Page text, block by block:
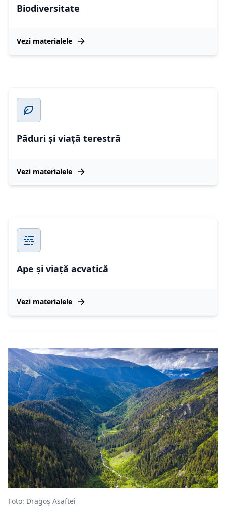
Biodiversitate
Vezi materialele
Păduri și viață terestră
Vezi materialele
Ape și viață acvatică
Vezi materialele
Foto: Dragoș Asaftei